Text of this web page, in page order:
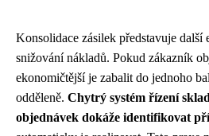
Konsolidace zásilek představuje další
snižování nákladů. Pokud zákazník
ekonomičtější je zabalit do jednoho
odděleně. Chytrý systém řízení
objednávek dokáže identifikovat